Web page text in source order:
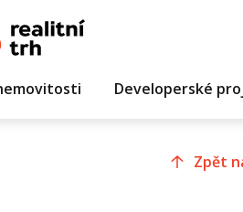
Developerské
Zpět